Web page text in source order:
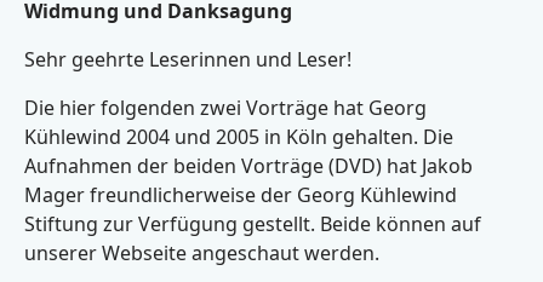
Widmung und Danksagung
Sehr geehrte Leserinnen und Leser!
Die hier folgenden zwei Vorträge hat Georg
Kühlewind 2004 und 2005 in Köln gehalten. Die
Aufnahmen der beiden Vorträge (DVD) hat Jakob
Mager freundlicherweise der Georg Kühlewind
Stiftung zur Verfügung gestellt. Beide können auf
unserer Webseite angeschaut werden.